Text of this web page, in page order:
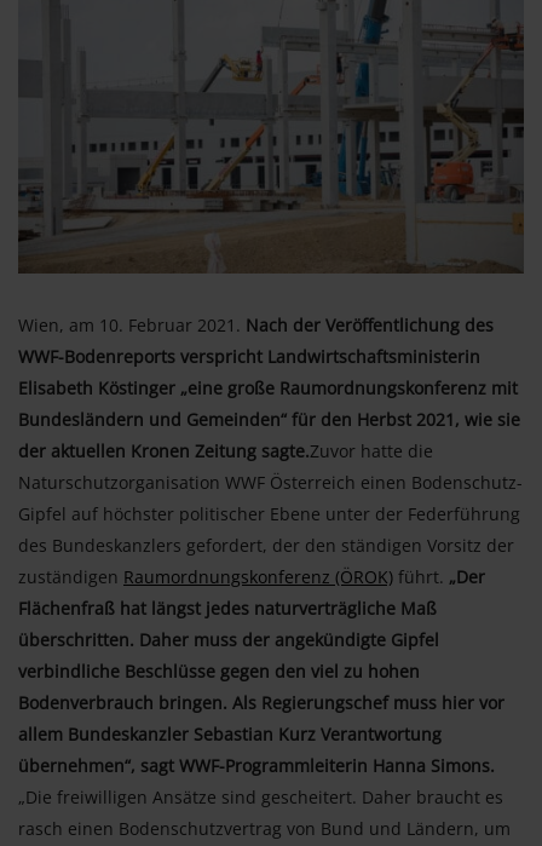
Wien, am 10. Februar 2021. Nach der Veröffentlichung des
WWF-Bodenreports verspricht Landwirtschaftsministerin
Elisabeth Köstinger „eine große Raumordnungskonferenz mit
Bundesländern und Gemeinden“ für den Herbst 2021, wie sie
der aktuellen Kronen Zeitung sagte.Zuvor hatte die
Naturschutzorganisation WWF Österreich einen Bodenschutz-
Gipfel auf höchster politischer Ebene unter der Federführung
des Bundeskanzlers gefordert, der den ständigen Vorsitz der
zuständigen Raumordnungskonferenz (ÖROK) führt. „Der
Flächenfraß hat längst jedes naturverträgliche Maß
überschritten. Daher muss der angekündigte Gipfel
verbindliche Beschlüsse gegen den viel zu hohen
Bodenverbrauch bringen. Als Regierungschef muss hier vor
allem Bundeskanzler Sebastian Kurz Verantwortung
übernehmen“, sagt WWF-Programmleiterin Hanna Simons.
„Die freiwilligen Ansätze sind gescheitert. Daher braucht es
rasch einen Bodenschutzvertrag von Bund und Ländern, um